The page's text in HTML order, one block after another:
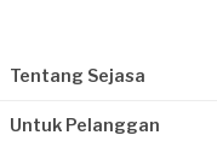
Tentang Sejasa
Untuk Pelanggan